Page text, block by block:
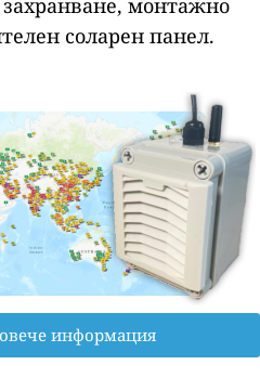
монтажно
соларен панел.
информация